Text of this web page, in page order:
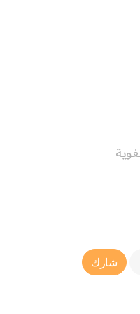
Article Link
شارك